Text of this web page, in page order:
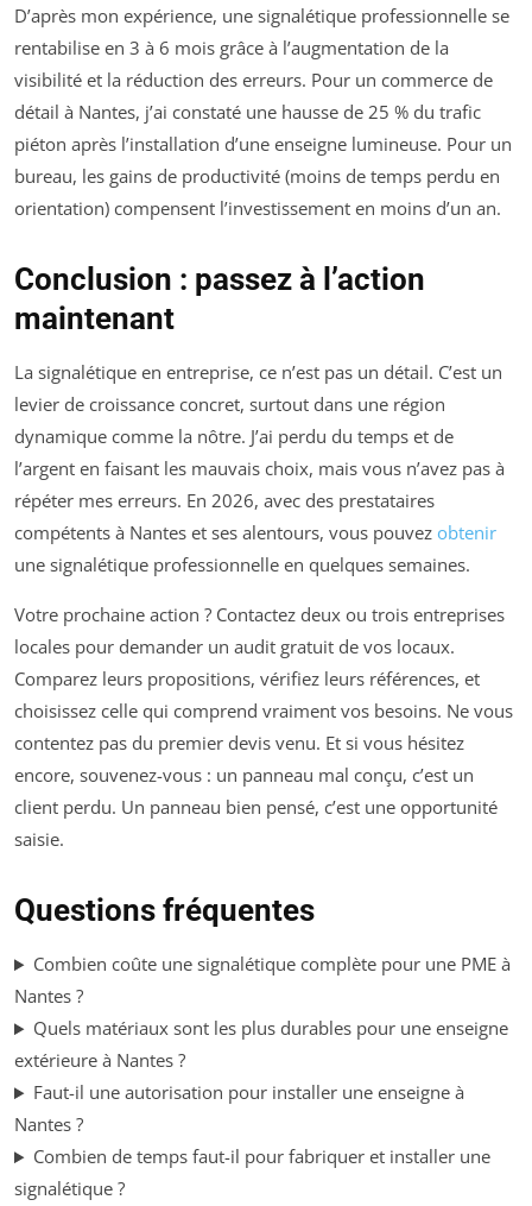
D’après mon expérience, une signalétique professionnelle se
rentabilise en 3 à 6 mois grâce à l’augmentation de la
visibilité et la réduction des erreurs. Pour un commerce de
détail à Nantes, j’ai constaté une hausse de 25 % du trafic
piéton après l’installation d’une enseigne lumineuse. Pour un
bureau, les gains de productivité (moins de temps perdu en
orientation) compensent l’investissement en moins d’un an.
Conclusion : passez à l’action
maintenant
La signalétique en entreprise, ce n’est pas un détail. C’est un
levier de croissance concret, surtout dans une région
dynamique comme la nôtre. J’ai perdu du temps et de
l’argent en faisant les mauvais choix, mais vous n’avez pas à
répéter mes erreurs. En 2026, avec des prestataires
compétents à Nantes et ses alentours, vous pouvez obtenir
une signalétique professionnelle en quelques semaines.
Votre prochaine action ? Contactez deux ou trois entreprises
locales pour demander un audit gratuit de vos locaux.
Comparez leurs propositions, vérifiez leurs références, et
choisissez celle qui comprend vraiment vos besoins. Ne vous
contentez pas du premier devis venu. Et si vous hésitez
encore, souvenez-vous : un panneau mal conçu, c’est un
client perdu. Un panneau bien pensé, c’est une opportunité
saisie.
Questions fréquentes
Combien coûte une signalétique complète pour une PME à
Nantes ?
Quels matériaux sont les plus durables pour une enseigne
extérieure à Nantes ?
Faut-il une autorisation pour installer une enseigne à
Nantes ?
Combien de temps faut-il pour fabriquer et installer une
signalétique ?